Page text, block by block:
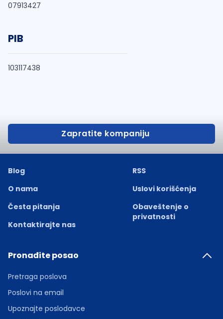
07913427
PIB
103117438
Zapratite kompaniju
Blog
O nama
Česta pitanja
Kontaktirajte nas
RSS
Uslovi korišćenja
Obaveštenje o
privatnosti
Pronađite posao
Pretraga poslova
Poslovi na email
Upoznajte poslodavce